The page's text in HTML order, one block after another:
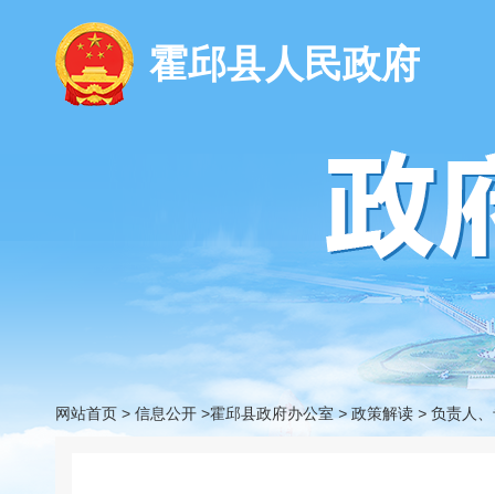
霍邱县人民政府
网站首页 > 信息公开 >霍邱县政府办公室 > 政策解读 > 负责人